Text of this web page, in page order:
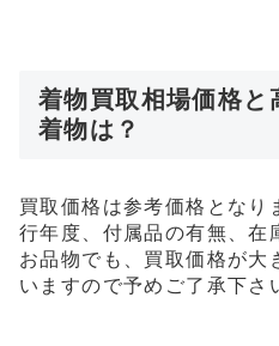
着物買取相場価格と
着物は？
買取価格は参考価格となり
行年度、付属品の有無、在
お品物でも、買取価格が大
いますので予めご了承下さ